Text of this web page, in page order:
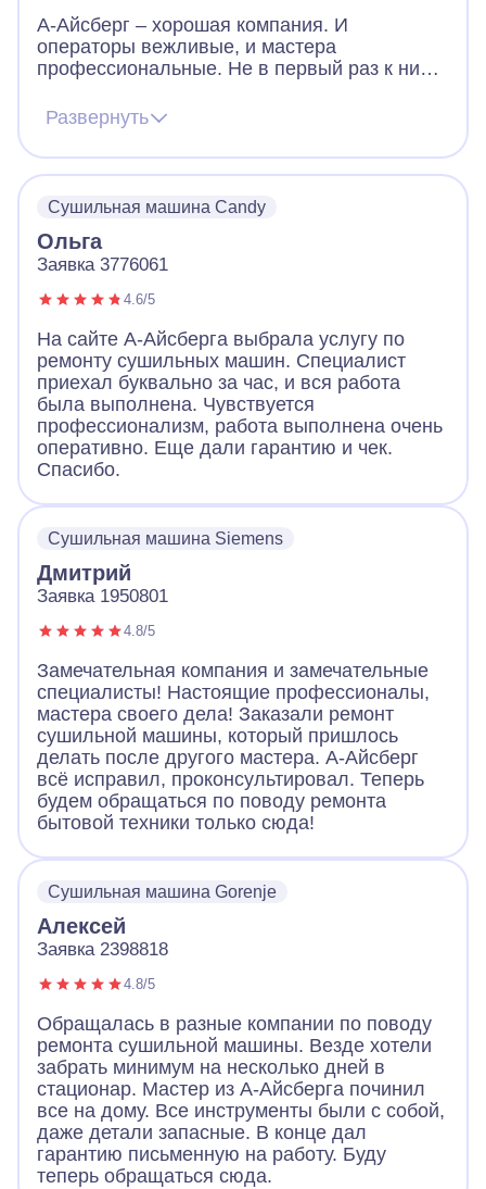
А-Айсберг – хорошая компания. И
операторы вежливые, и мастера
профессиональные. Не в первый раз к ним
сушильной машины. В какой-то момент она
перестала реагировать на нажатие кнопок.
Мастер быстро нашел проблему. Дело было
в шнуре питания, машинка не работала
совсем. Он запаял шнур, и машинка
включилась. Молодцы.
Развернуть
Сушильная машина Candy
Ольга
Заявка 3776061
4.6/5
На сайте А-Айсберга выбрала услугу по
ремонту сушильных машин. Специалист
приехал буквально за час, и вся работа
была выполнена. Чувствуется
профессионализм, работа выполнена очень
оперативно. Еще дали гарантию и чек.
Спасибо.
Сушильная машина Siemens
Дмитрий
Заявка 1950801
4.8/5
Замечательная компания и замечательные
специалисты! Настоящие профессионалы,
мастера своего дела! Заказали ремонт
сушильной машины, который пришлось
делать после другого мастера. А-Айсберг
всё исправил, проконсультировал. Теперь
будем обращаться по поводу ремонта
бытовой техники только сюда!
Сушильная машина Gorenje
Алексей
Заявка 2398818
4.8/5
Обращалась в разные компании по поводу
ремонта сушильной машины. Везде хотели
забрать минимум на несколько дней в
стационар. Мастер из А-Айсберга починил
все на дому. Все инструменты были с собой,
даже детали запасные. В конце дал
гарантию письменную на работу. Буду
теперь обращаться сюда.